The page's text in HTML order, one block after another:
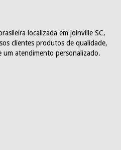
localizada em joinville SC,
clientes produtos de qualidade,
um atendimento personalizado.